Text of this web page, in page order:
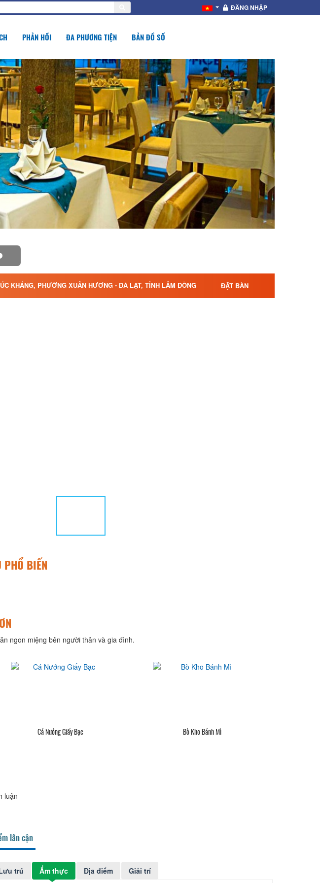
ĐĂNG NHẬP
PHẢN HỒI ĐA PHƯƠNG TIỆN BẢN ĐỒ SỐ
KHÁNG, PHƯỜNG XUÂN HƯƠNG - ĐÀ LẠT, TỈNH LÂM ĐỒNG ĐẶT BÀN
PHỔ BIẾN
ngon miệng bên người thân và gia đình.
Cá Nướng Giấy Bạc Bò Kho Bánh Mì
luận
lân cận
trú Ẩm thực Địa điểm Giải trí